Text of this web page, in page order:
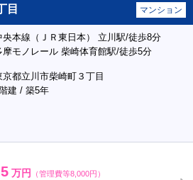
目 マンション
央本線（ＪＲ東日本） 立川駅/徒歩8分
摩モノレール 柴崎体育館駅/徒歩5分
京都立川市柴崎町３丁目
建 / 築5年
万円 （管理費等8,000円）